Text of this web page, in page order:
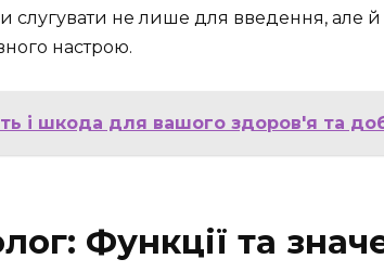
не лише для введення, але й
настрою.
і шкода для вашого здоров'я та
Функції та